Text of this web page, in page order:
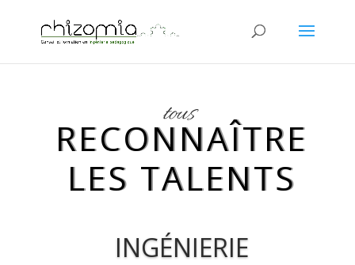
tous
RECONNAÎTRE
LES TALENTS
INGÉNIERIE